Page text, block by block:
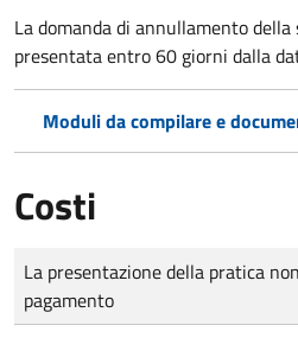
La domanda di annullamento della
presentata entro 60 giorni dalla
Moduli da compilare e
Costi
Tipo di pagamento
Importo
La presentazione della pratica
pagamento